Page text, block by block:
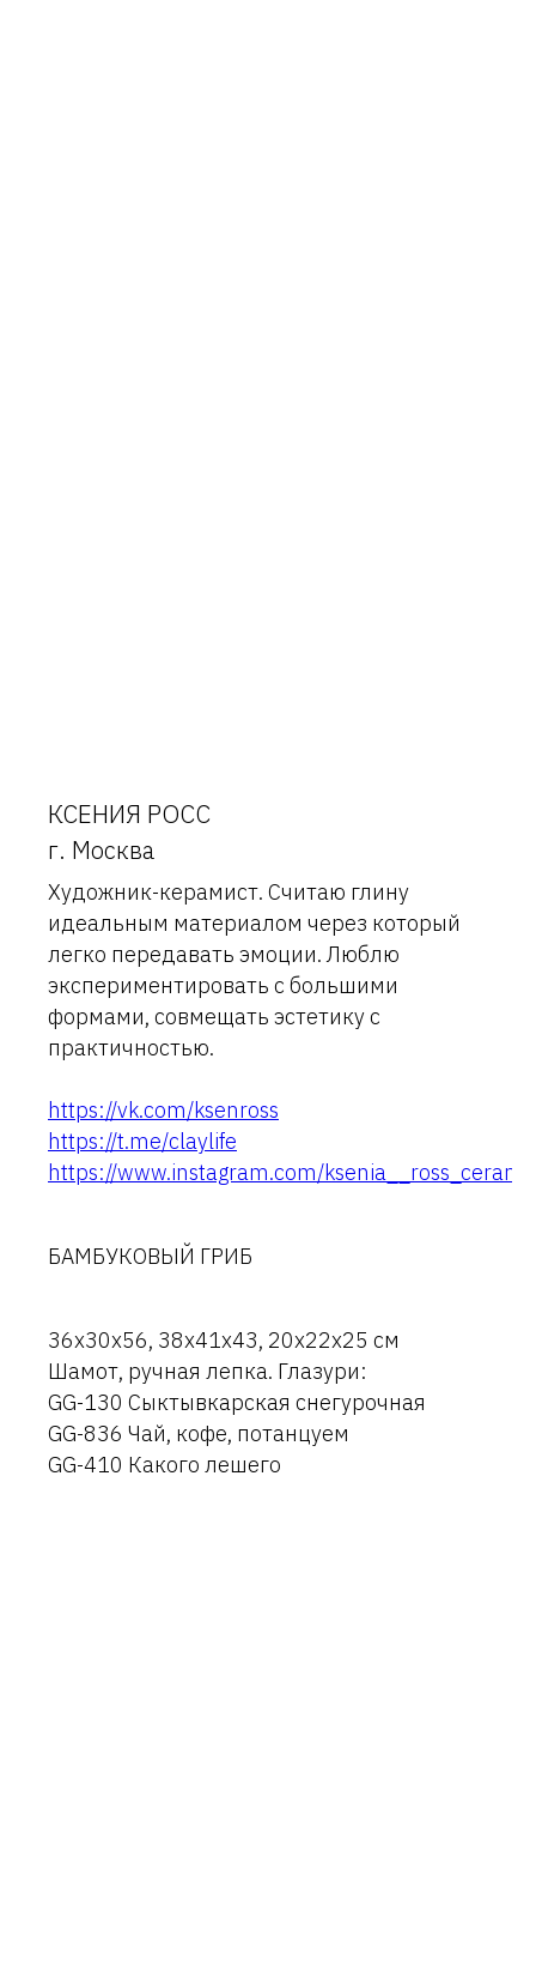
КСЕНИЯ РОСС
г. Москва
Художник-керамист. Считаю глину
идеальным материалом через который
легко передавать эмоции. Люблю
экспериментировать с большими
формами, совмещать эстетику с
практичностью.
https://vk.com/ksenross
https://t.me/claylife
https://www.instagram.com/
БАМБУКОВЫЙ ГРИБ
36х30х56, 38х41х43, 20х22х25 см
Шамот, ручная лепка. Глазури:
GG-130 Сыктывкарская снегурочная
GG-836 Чай, кофе, потанцуем
GG-410 Какого лешего